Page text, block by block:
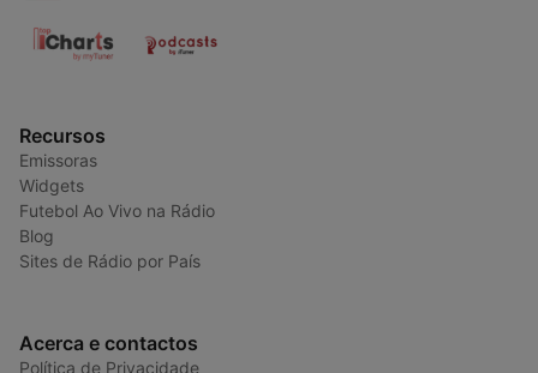
Recursos
Emissoras
Widgets
Futebol Ao Vivo na Rádio
Blog
Sites de Rádio por País
Acerca e contactos
Política de Privacidade